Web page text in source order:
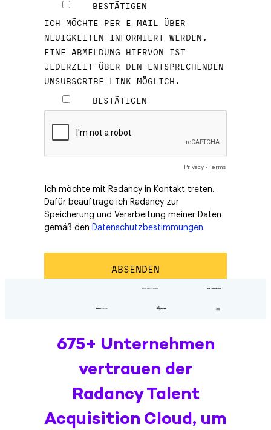
675+ Unternehmen
vertrauen der
Radancy Talent
Acquisition Cloud, um